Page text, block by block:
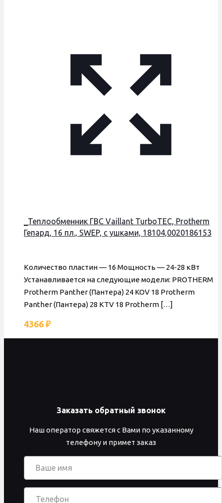
_Теплообменник ГВС Vaillant TurboTEC, Protherm
Гепард, 16 пл., SWEP, с ушками, 18104,0020186153
Количество пластин — 16 Мощность — 24-28 кВт
Устанавливается на следующие модели: PROTHERM
Protherm Panther (Пантера) 24 KOV 18 Protherm
Panther (Пантера) 28 KTV 18 Protherm […]
4366 ₽
Заказать обратный звонок
Наш оператор свяжется с Вами по указанному
телефону и примет заказ